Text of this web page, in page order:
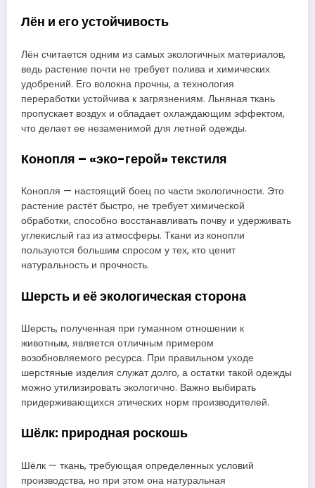
Лён и его устойчивость
Лён считается одним из самых экологичных материалов,
ведь растение почти не требует полива и химических
удобрений. Его волокна прочны, а технология
переработки устойчива к загрязнениям. Льняная ткань
пропускает воздух и обладает охлаждающим эффектом,
что делает ее незаменимой для летней одежды.
Конопля – «эко-герой» текстиля
Конопля — настоящий боец по части экологичности. Это
растение растёт быстро, не требует химической
обработки, способно восстанавливать почву и удерживать
углекислый газ из атмосферы. Ткани из конопли
пользуются большим спросом у тех, кто ценит
натуральность и прочность.
Шерсть и её экологическая сторона
Шерсть, полученная при гуманном отношении к
животным, является отличным примером
возобновляемого ресурса. При правильном уходе
шерстяные изделия служат долго, а остатки такой одежды
можно утилизировать экологично. Важно выбирать
придерживающихся этических норм производителей.
Шёлк: природная роскошь
Шёлк — ткань, требующая определенных условий
производства, но при этом она натуральная